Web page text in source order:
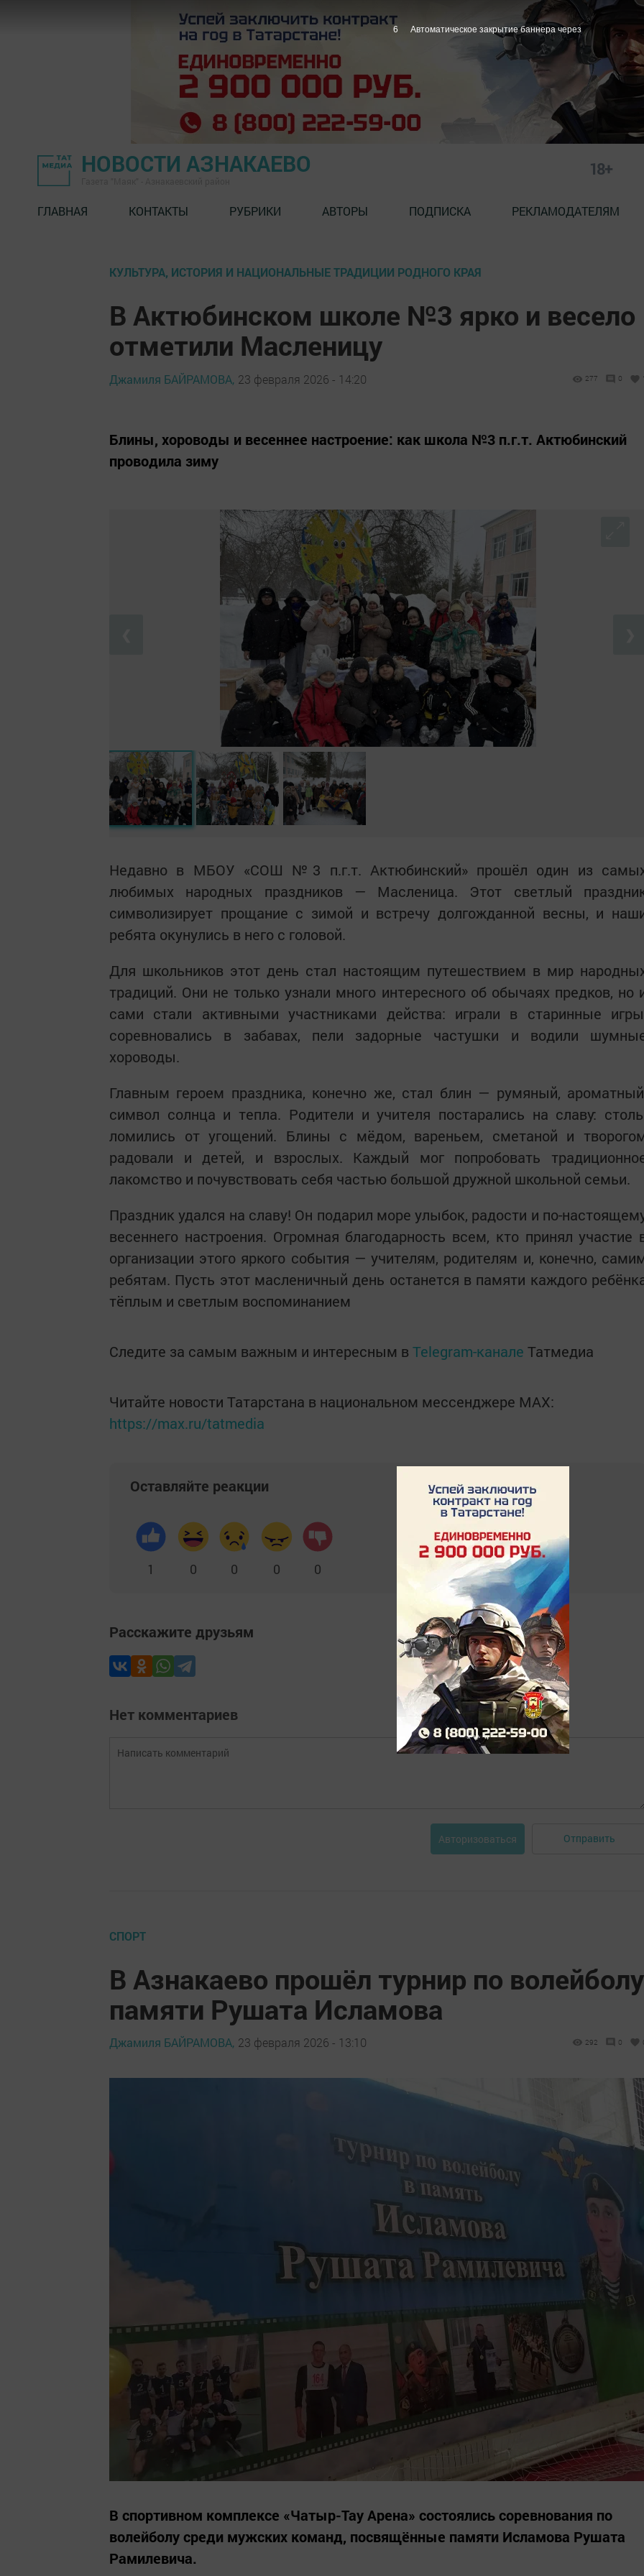
НОВОСТИ АЗНАКАЕВО 18+
ГЛАВНАЯ КОНТАКТЫ РУБРИКИ АВТОРЫ ПОДПИСКА РЕКЛАМОДАТЕЛЯМ
КУЛЬТУРА, ИСТОРИЯ И НАЦИОНАЛЬНЫЕ ТРАДИЦИИ РОДНОГО КРАЯ
В Актюбинском школе №3 ярко и весело
отметили Масленицу
Джамиля БАЙРАМОВА, 23 февраля 2026 - 14:20 277 0
Блины, хороводы и весеннее настроение: как школа №3 п.г.т. Актюбинский
проводила зиму
Недавно в МБОУ «СОШ №3 п.г.т. Актюбинский» прошёл один из
любимых народных праздников — Масленица. Этот светлый
символизирует прощание с зимой и встречу долгожданной весны, и
ребята окунулись в него с головой.
Для школьников этот день стал настоящим путешествием в мир
традиций. Они не только узнали много интересного об обычаях предков, но
сами стали активными участниками действа: играли в старинные
соревновались в забавах, пели задорные частушки и водили
хороводы.
Главным героем праздника, конечно же, стал блин — румяный,
символ солнца и тепла. Родители и учителя постарались на славу:
ломились от угощений. Блины с мёдом, вареньем, сметаной и
радовали и детей, и взрослых. Каждый мог попробовать
лакомство и почувствовать себя частью большой дружной школьной семьи.
Праздник удался на славу! Он подарил море улыбок, радости и по-
весеннего настроения. Огромная благодарность всем, кто принял участие
организации этого яркого события — учителям, родителям и, конечно,
ребятам. Пусть этот масленичный день останется в памяти каждого
тёплым и светлым воспоминанием
Следите за самым важным и интересным в Telegram-канале Татмедиа
Читайте новости Татарстана в национальном мессенджере MАХ:
https://max.ru/tatmedia
Оставляйте реакции
1 0 0 0 0
Расскажите друзьям
Нет комментариев
Авторизоваться Отправить
СПОРТ
В Азнакаево прошёл турнир по волейболу
памяти Рушата Исламова
Джамиля БАЙРАМОВА, 23 февраля 2026 - 13:10 292 0
В спортивном комплексе «Чатыр-Тау Арена» состоялись соревнования по
волейболу среди мужских команд, посвящённые памяти Исламова Рушата
Рамилевича.
5 Автоматическое закрытие баннера через